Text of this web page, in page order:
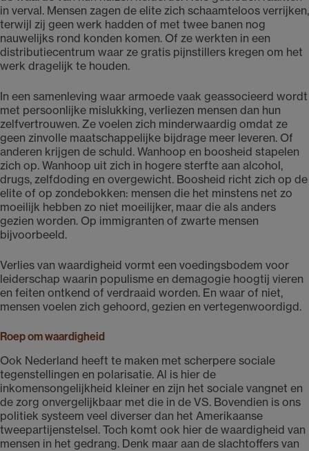
in verval. Mensen zagen de elite zich schaamteloos verrijken,
terwijl zij geen werk hadden of met twee banen nog
nauwelijks rond konden komen. Of ze werkten in een
distributiecentrum waar ze gratis pijnstillers kregen om het
werk dragelijk te houden.
In een samenleving waar armoede vaak geassocieerd wordt
met persoonlijke mislukking, verliezen mensen dan hun
zelfvertrouwen. Ze voelen zich minderwaardig omdat ze
geen zinvolle maatschappelijke bijdrage meer leveren. Of
anderen krijgen de schuld. Wanhoop en boosheid stapelen
zich op. Wanhoop uit zich in hogere sterfte aan alcohol,
drugs, zelfdoding en overgewicht. Boosheid richt zich op de
elite of op zondebokken: mensen die het minstens net zo
moeilijk hebben zo niet moeilijker, maar die als anders
gezien worden. Op immigranten of zwarte mensen
bijvoorbeeld.
Verlies van waardigheid vormt een voedingsbodem voor
leiderschap waarin populisme en demagogie hoogtij vieren
en feiten ontkend of verdraaid worden. En waar of niet,
mensen voelen zich gehoord, gezien en vertegenwoordigd.
Roep om waardigheid
Ook Nederland heeft te maken met scherpere sociale
tegenstellingen en polarisatie. Al is hier de
inkomensongelijkheid kleiner en zijn het sociale vangnet en
de zorg onvergelijkbaar met die in de VS. Bovendien is ons
politiek systeem veel diverser dan het Amerikaanse
tweepartijenstelsel. Toch komt ook hier de waardigheid van
mensen in het gedrang. Denk maar aan de slachtoffers van